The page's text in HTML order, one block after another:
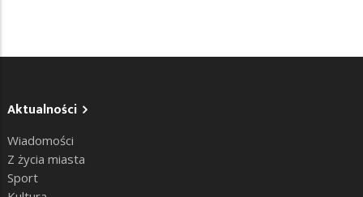
Aktualności
Wiadomości
Z życia miasta
Sport